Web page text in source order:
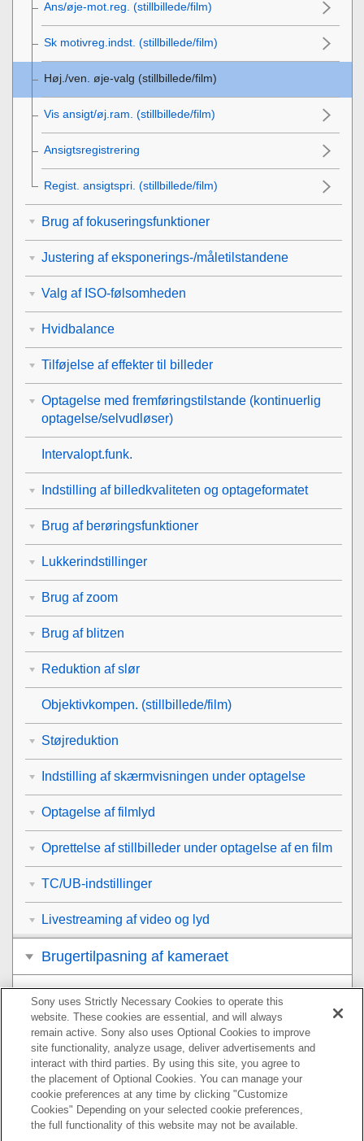
Ans/øje-mot.reg. (stillbillede/film)
Sk motivreg.indst. (stillbillede/film)
Høj./ven. øje-valg (stillbillede/film)
Vis ansigt/øj.ram. (stillbillede/film)
Ansigtsregistrering
Regist. ansigtspri. (stillbillede/film)
Brug af fokuseringsfunktioner
Justering af eksponerings-/måletilstandene
Valg af ISO-følsomheden
Hvidbalance
Tilføjelse af effekter til billeder
Optagelse med fremføringstilstande (kontinuerlig
optagelse/selvudløser)
Intervalopt.funk.
Indstilling af billedkvaliteten og optageformatet
Brug af berøringsfunktioner
Lukkerindstillinger
Brug af zoom
Brug af blitzen
Reduktion af slør
Objektivkompen. (stillbillede/film)
Støjreduktion
Indstilling af skærmvisningen under optagelse
Optagelse af filmlyd
Oprettelse af stillbilleder under optagelse af en film
TC/UB-indstillinger
Livestreaming af video og lyd
Brugertilpasning af kameraet
Visning
Ændring af kameraindstillingerne
Funktioner, der er til rådighed med en
smartphone
Brug af en computer
Sony uses Strictly Necessary Cookies to operate this
website. These cookies are essential, and will always
remain active. Sony also uses Optional Cookies to improve
site functionality, analyze usage, deliver advertisements and
interact with third parties. By using this site, you agree to
the placement of Optional Cookies. You can manage your
cookie preferences at any time by clicking "Customize
Cookies" Depending on your selected cookie preferences,
the full functionality of this website may not be available.